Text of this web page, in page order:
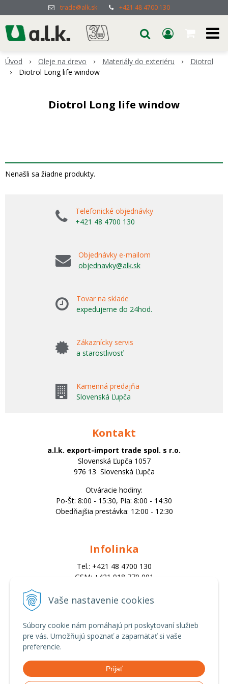
Vaše nastavenie cookies
Súbory cookie nám pomáhajú pri poskytovaní služieb
pre vás. Umožňujú spoznať a zapamätať si vaše
preferencie.
Prijať
trade@alk.sk +421 48 4700 130
Úvod Oleje na drevo Materiály do exteriéru
Diotrol
Diotrol Long life window
Diotrol Long life window
Nenašli sa žiadne produkty.
Telefonické objednávky
+421 48 4700 130
Objednávky e-mailom
objednavky@alk.sk
Tovar na sklade
expedujeme do 24hod.
Zákaznícky servis
a starostlivosť
Kamenná predajňa
Slovenská Ľupča
Kontakt
a.l.k. export-import trade spol. s r.o.
Slovenská Ľupča 1057
976 13 Slovenská Ľupča
Otváracie hodiny:
Po-Št: 8:00 - 15:30, Pia: 8:00 - 14:30
Obedňajšia prestávka: 12:00 - 12:30
Infolinka
Tel.: +421 48 4700 130
GSM: +421 918 770 001
trade@alk.sk
Obchodné podmienky
Ochrana osobných údajov